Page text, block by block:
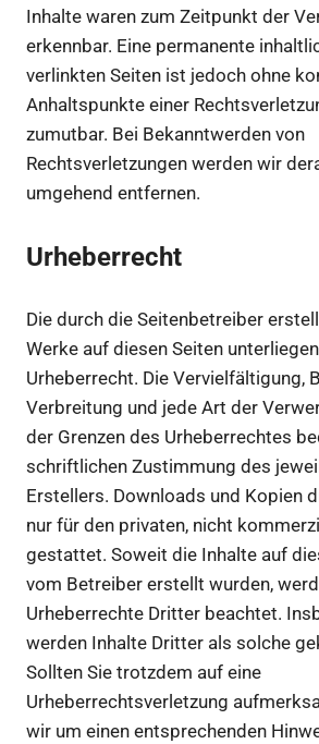
Inhalte waren zum Zeitpunkt der
erkennbar. Eine permanente
verlinkten Seiten ist jedoch ohne
Anhaltspunkte einer
zumutbar. Bei Bekanntwerden von
Rechtsverletzungen werden wir
umgehend entfernen.
Urheberrecht
Die durch die Seitenbetreiber
Werke auf diesen Seiten
Urheberrecht. Die Vervielfältigung,
Verbreitung und jede Art der
der Grenzen des Urheberrechtes
schriftlichen Zustimmung des
Erstellers. Downloads und Kopien
nur für den privaten, nicht
gestattet. Soweit die Inhalte auf
vom Betreiber erstellt wurden,
Urheberrechte Dritter beachtet.
werden Inhalte Dritter als solche
Sollten Sie trotzdem auf eine
Urheberrechtsverletzung
wir um einen entsprechenden